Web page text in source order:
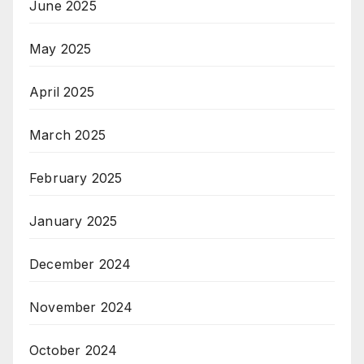
June 2025
May 2025
April 2025
March 2025
February 2025
January 2025
December 2024
November 2024
October 2024